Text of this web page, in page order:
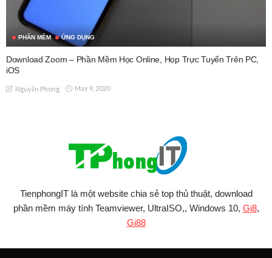
PHẦN MỀM ỨNG DỤNG
Download Zoom – Phần Mềm Học Online, Họp Trực Tuyến Trên PC,
iOS
Nguyễn Phong May 9, 2020
TienphongIT là một website chia sẻ top thủ thuật, download
phần mềm máy tính Teamviewer, UltraISO,, Windows 10, Gi8,
Gi88